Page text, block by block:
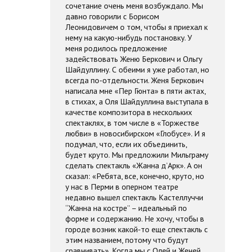
сочетание очень меня возбуждало. Мы
давно говорили с Борисом
Леонидовичем о том, чтобы я приехал к
нему на какую-нибудь постановку. У
меня родилось предложение
задействовать Женю Беркович и Ольгу
Шайдуллину. С обеими я уже работал, но
всегда по-отдельности. Женя Беркович
написала мне «Пер Гюнта» в пяти актах,
в стихах, а Оля Шайдуллина выступала в
качестве композитора в нескольких
спектаклях, в том числе в «Торжестве
любви» в новосибирском «Глобусе». И я
подумал, что, если их объединить,
будет круто. Мы предложили Мильграму
сделать спектакль «Жанна д’Арк». А он
сказал: «Ребята, все, конечно, круто, но
у нас в Перми в оперном театре
недавно вышел спектакль Кастеллуччи
“Жанна на костре” – идеальный по
форме и содержанию. Не хочу, чтобы в
городе возник какой-то еще спектакль с
этим названием, потому что будут